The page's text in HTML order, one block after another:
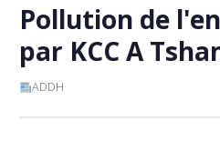
Pollution de
par KCC A
ADDH